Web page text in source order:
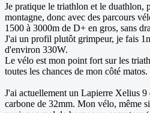
Je pratique le triathlon et le duathlon,
montagne, donc avec des parcours
1500 à 3000m de D+ en gros, sans
J'ai un profil plutôt grimpeur, je fais
d'environ 330W.
Le vélo est mon point fort sur les
toutes les chances de mon côté matos.
J'ai actuellement un Lapierre Xelius 9
carbone de 32mm. Mon vélo, même